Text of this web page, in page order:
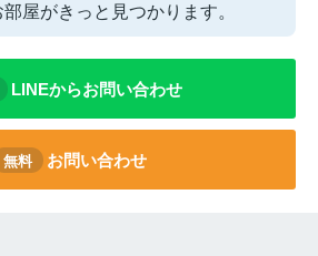
屋がきっと見つかります。
LINEからお問い合わせ
無料 お問い合わせ